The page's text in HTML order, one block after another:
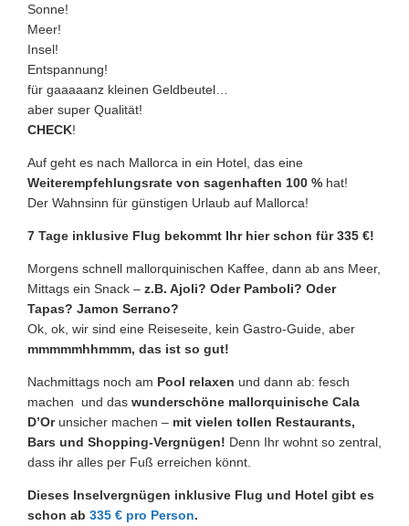
Sonne!
Meer!
Insel!
Entspannung!
für gaaaaanz kleinen Geldbeutel…
aber super Qualität!
CHECK!
Auf geht es nach Mallorca in ein Hotel, das eine
Weiterempfehlungsrate von sagenhaften 100 % hat!
Der Wahnsinn für günstigen Urlaub auf Mallorca!
7 Tage inklusive Flug bekommt Ihr hier schon für 335 €!
Morgens schnell mallorquinischen Kaffee, dann ab ans Meer,
Mittags ein Snack – z.B. Ajoli? Oder Pamboli? Oder
Tapas? Jamon Serrano?
Ok, ok, wir sind eine Reiseseite, kein Gastro-Guide, aber
mmmmmhhmmm, das ist so gut!
Nachmittags noch am Pool relaxen und dann ab: fesch
machen und das wunderschöne mallorquinische Cala
D’Orunsicher machen – mit vielen tollen Restaurants,
Bars und Shopping-Vergnügen! Denn Ihr wohnt so zentral,
dass ihr alles per Fuß erreichen könnt.
Dieses Inselvergnügen inklusive Flug und Hotel gibt es
schon ab 335 € pro Person.